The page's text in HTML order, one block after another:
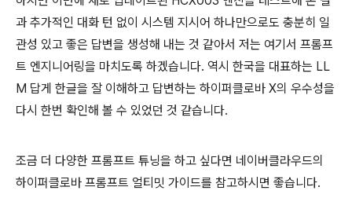
과 추가적인 대화 턴 없이 시스템 지시어 하나만으로도 충분히 일
관성 있고 좋은 답변을 생성해 내는 것 같아서 저는 여기서 프롬프
트 엔지니어링을 마치도록 하겠습니다. 역시 한국을 대표하는 LL
M 답게 한글을 잘 이해하고 답변하는 하이퍼클로바 X의 우수성을
다시 한번 확인해 볼 수 있었던 것 같습니다.
조금 더 다양한 프롬프트 튜닝을 하고 싶다면 네이버클라우드의
하이퍼클로바 프롬프트 얼티밋 가이드를 참고하시면 좋습니다.